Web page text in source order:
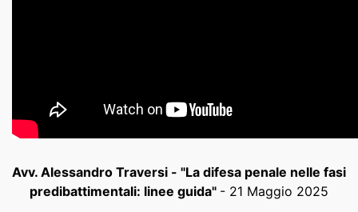
Avv. Alessandro Traversi - "La difesa penale nelle fasi
predibattimentali: linee guida" - 21 Maggio 2025